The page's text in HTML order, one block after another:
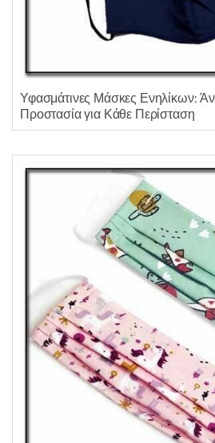
Υφασμάτινες Μάσκες Ενηλίκων:
Προστασία για Κάθε Περίσταση